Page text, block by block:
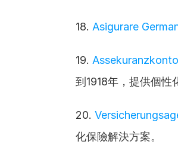
18. Asigurare
19.
到1918年，提供個性
20.
化保險解決方案。